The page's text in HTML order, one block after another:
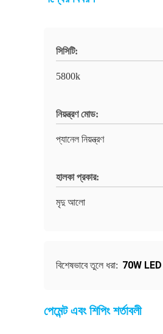
সিসিটি:
5800k
নিয়ন্ত্রণ মোড:
প্যানেল নিয়ন্ত্রণ
হালকা প্রকার:
মৃদু আলো
বিশেষভাবে তুলে ধরা: 70W
পেমেন্ট এবং শিপিং শর্তাবলী